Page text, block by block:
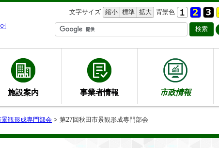
文字サイズ 縮小 標準 拡大 背景色
施設案内 事業者情報 市政情報
景観形成専門部会 > 第27回秋田市景観形成専門部会